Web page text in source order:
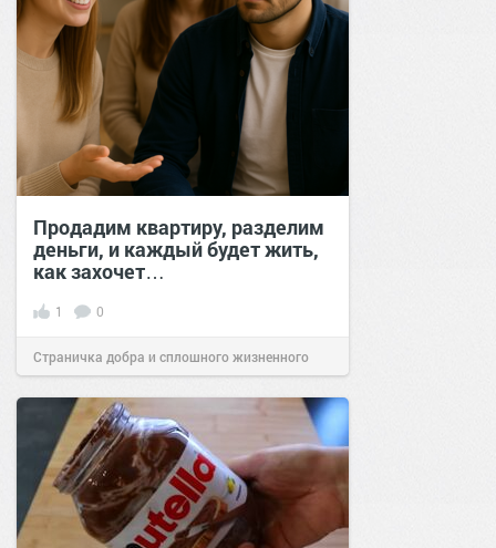
Продадим квартиру, разделим
деньги, и каждый будет жить,
как захочет…
1 0
Страничка добра и сплошного жизненного
позитива!18:2001 окт 2025